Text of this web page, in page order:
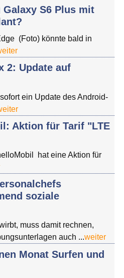
Galaxy S6 Plus mit
(Foto) könnte bald in
2: Update auf
ein Update des Android-
Aktion für Tarif "LTE
hat eine Aktion für
soziale
muss damit rechnen,
auch ...weiter
Monat Surfen und